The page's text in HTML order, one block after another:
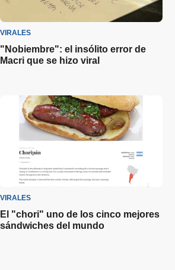
VIRALES
"Nobiembre": el insólito error de
Macri que se hizo viral
VIRALES
El "chori" uno de los cinco mejores
sándwiches del mundo